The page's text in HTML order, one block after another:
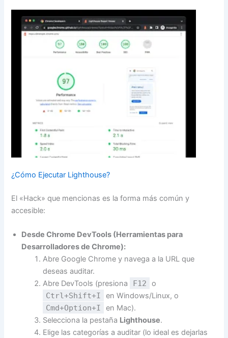
¿Cómo Ejecutar Lighthouse?
El «Hack» que mencionas es la forma más común y
accesible:
Desde Chrome DevTools (Herramientas para
Desarrolladores de Chrome):
Abre Google Chrome y navega a la URL que
deseas auditar.
Abre DevTools (presiona
F12 o
Ctrl+Shift+I en Windows/Linux, o
Cmd+Option+I
en Mac).
Selecciona la pestaña Lighthouse.
Elige las categorías a auditar (lo ideal es dejarlas